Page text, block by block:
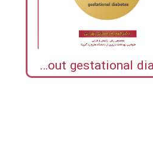
Diabetes incidence and influencing factors women with and without gestational diabetes